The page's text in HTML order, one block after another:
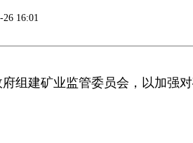
26 16:01
组建矿业监管委员会，以加强